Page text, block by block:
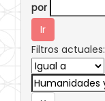
por
Filtros actuales: